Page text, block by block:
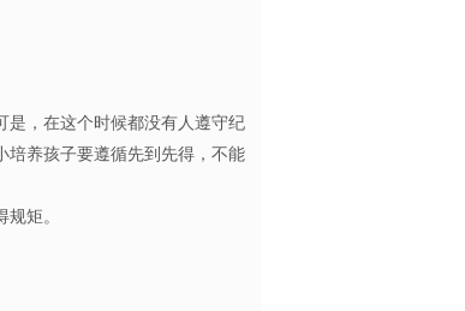
是，在这个时候都没有人遵守纪
培养孩子要遵循先到先得，不能
矩。